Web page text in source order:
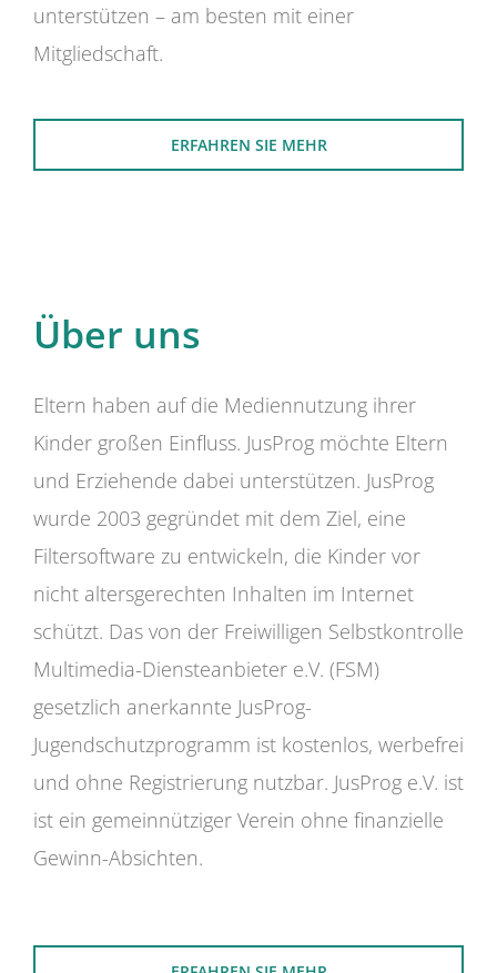
unterstützen – am besten mit einer
Mitgliedschaft.
ERFAHREN SIE MEHR
Über uns
Eltern haben auf die Mediennutzung ihrer
Kinder großen Einfluss. JusProg möchte Eltern
und Erziehende dabei unterstützen. JusProg
wurde 2003 gegründet mit dem Ziel, eine
Filtersoftware zu entwickeln, die Kinder vor
nicht altersgerechten Inhalten im Internet
schützt. Das von der Freiwilligen Selbstkontrolle
Multimedia-Diensteanbieter e.V. (FSM)
gesetzlich anerkannte JusProg-
Jugendschutzprogramm ist kostenlos, werbefrei
und ohne Registrierung nutzbar. JusProg e.V. ist
ist ein gemeinnütziger Verein ohne finanzielle
Gewinn-Absichten.